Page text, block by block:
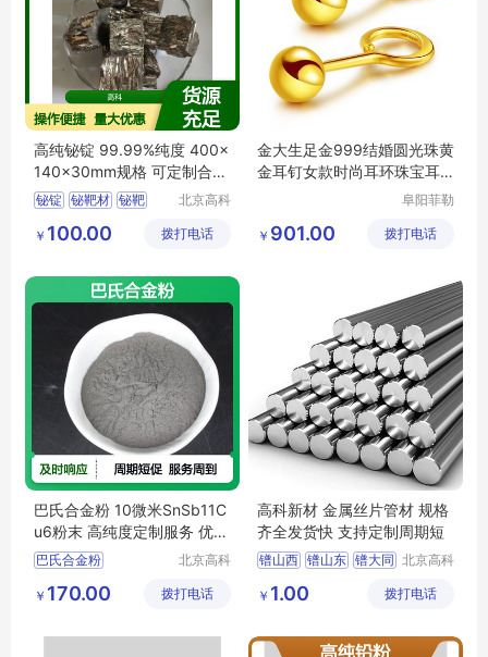
高纯铋锭 99.99%纯度 400×
140×30mm规格 可定制合金
制造用铋块
铋锭 铋靶材 铋靶
订制铋锭
北京高科
技有限公
￥ 100.00 拨打电话
金大生足金999结婚圆光珠黄
金耳钉女款时尚耳环珠宝耳
阜阳菲勒
公司
￥ 901.00 拨打电话
巴氏合金粉 10微米SnSb11C
u6粉末 高纯度定制服务 优惠
中
巴氏合金粉
10微米巴氏合金粉
北京巴氏合金粉
北京高科
技有限公
￥ 170.00 拨打电话
高科新材 金属丝片管材 规格
齐全发货快 支持定制周期短
镨山西 镨山东 镨大同 北京高科
技有限公
￥ 1.00 拨打电话